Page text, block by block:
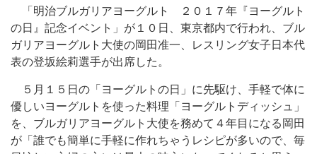
「明治ブルガリアヨーグルト ２０１７年『ヨーグルト
の日』記念イベント」が１０日、東京都内で行われ、ブル
ガリアヨーグルト大使の岡田准一、レスリング女子日本代
表の登坂絵莉選手が出席した。
５月１５日の「ヨーグルトの日」に先駆け、手軽で体に
優しいヨーグルトを使った料理「ヨーグルトディッシュ」
を、ブルガリアヨーグルト大使を務めて４年目になる岡田
が「誰でも簡単に手軽に作れちゃうレシピが多いので、毎